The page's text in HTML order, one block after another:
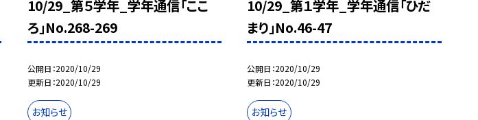
10/29_第５学年_学年通信「ここ
ろ」No.268-269
公開日 2020/10/29
更新日 2020/10/29
お知らせ
10/29_第１学年_学年通信「ひだ
まり」No.46-47
公開日 2020/10/29
更新日 2020/10/29
お知らせ